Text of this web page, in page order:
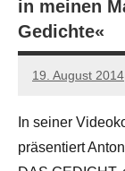
in meinen
Gedichte«
19. August 2014
Anton
Leitner
In seiner
präsentiert